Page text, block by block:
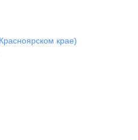
крае)